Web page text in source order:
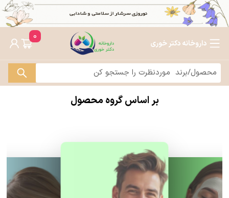
داروخانه دکتر خوری
0
بر اساس گروه محصول